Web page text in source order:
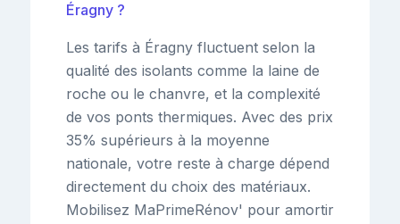
Éragny ?
Les tarifs à Éragny fluctuent selon la
qualité des isolants comme la laine de
roche ou le chanvre, et la complexité
de vos ponts thermiques. Avec des prix
35% supérieurs à la moyenne
nationale, votre reste à charge dépend
directement du choix des matériaux.
Mobilisez MaPrimeRénov' pour amortir